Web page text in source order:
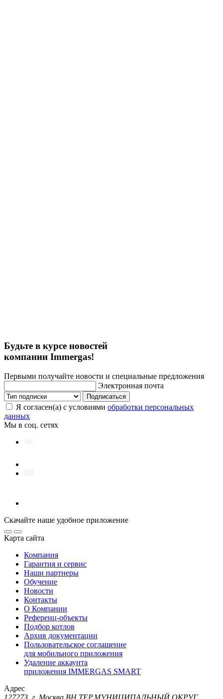
Будьте в курсе новостей
компании Immergas!
Первыми получайте новости и специальные предложения
Электронная почта
Подписаться
Я согласен(а) с условиями обработки персональных
данных
Мы в соц. сетях
Скачайте наше удобное приложение
Карта сайта
Компания
Гарантия и сервис
Наши партнеры
Обучение
Новости
Контакты
О Компании
Референц-объекты
Подбор котлов
Архив документации
Пользовательское соглашение
для мобильного приложения
Удаление аккаунта
приложения IMMERGAS SMART
Адрес
127273, г. Москва ВН.ТЕР.МУНИЦИПАЛЬНЫЙ ОКРУГ